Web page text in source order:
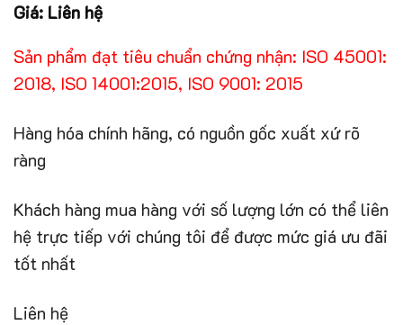
Giá: Liên hệ
Sản phẩm đạt tiêu chuẩn chứng nhận: ISO 45001:
2018, ISO 14001:2015, ISO 9001: 2015
Hàng hóa chính hãng, có nguồn gốc xuất xứ rõ
ràng
Khách hàng mua hàng với số lượng lớn có thể liên
hệ trực tiếp với chúng tôi để được mức giá ưu đãi
tốt nhất
Liên hệ